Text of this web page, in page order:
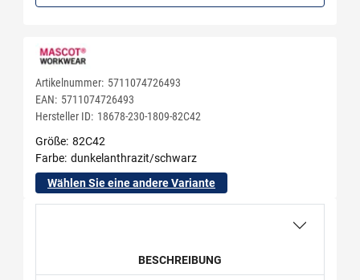
Artikelnummer: 5711074726493
EAN: 5711074726493
Hersteller ID: 18678-230-1809-82C42
Größe 82C42
Farbe dunkelanthrazit/schwarz
Wählen Sie eine andere Variante
BESCHREIBUNG